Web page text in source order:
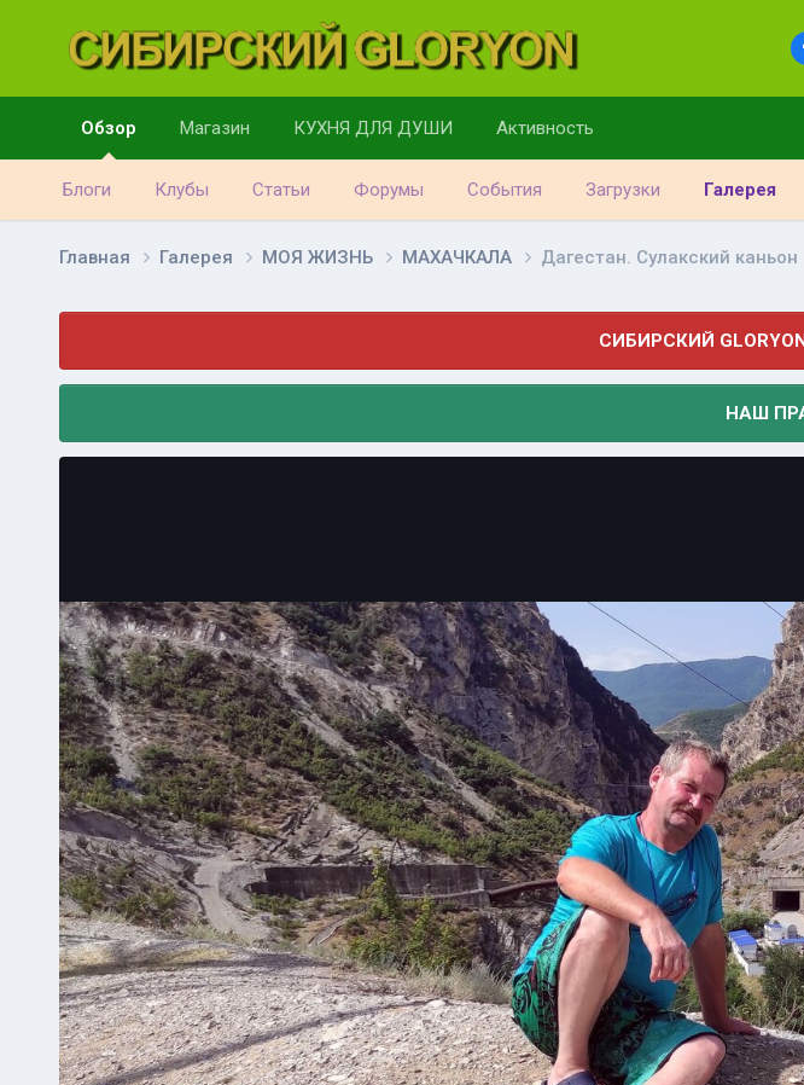
Обзор
Блоги Клубы Статьи Форумы События Загрузки Галерея
Магазин КУХНЯ ДЛЯ ДУШИ Активность
Главная Галерея МОЯ ЖИЗНЬ МАХАЧКАЛА Дагестан. Сулакский каньон
СИБИРСКИЙ
НАШ